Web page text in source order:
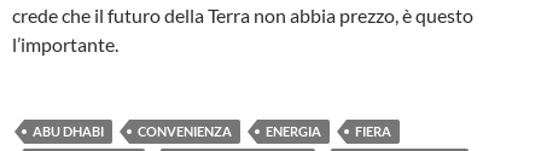
crede che il futuro della Terra non abbia prezzo, è questo
l’importante.
ABU DHABI CONVENIENZA ENERGIA
FIERA